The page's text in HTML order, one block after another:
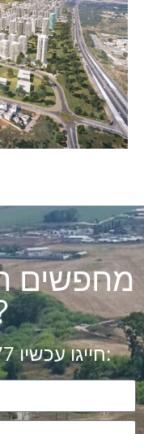
מחפשים
חייגו עכשיו 8477* או השאירו פרטים: